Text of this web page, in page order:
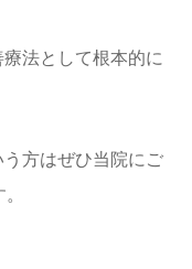
法として根本的に
方はぜひ当院にご